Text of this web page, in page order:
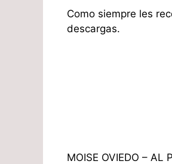
Como siempre les
descargas.
MOISE OVIEDO – AL